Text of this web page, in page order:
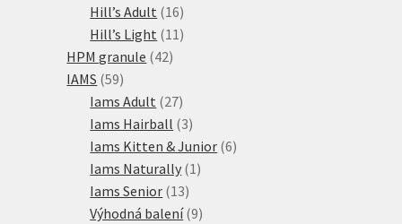
Hill’s Adult 1616
produktů
Hill’s Light 11 11
HPM granule 4242
IAMS 5959
produktů
Iams Adult 2727
produktů
Iams Hairball 33
produkty
Iams Kitten & Junior 66
Iams Naturally 1 1
Iams Senior 1313
produktů
Výhodná balení 99